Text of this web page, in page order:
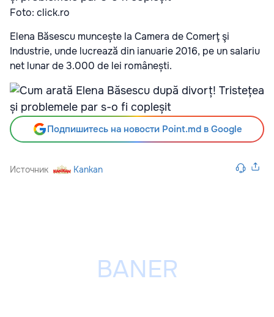
Foto: click.ro
Elena Băsescu muncește la Camera de Comerţ şi
Industrie, unde lucrează din ianuarie 2016, pe un salariu
net lunar de 3.000 de lei românești.
Подпишитесь на новости Point.md в Google
Источник Kankan